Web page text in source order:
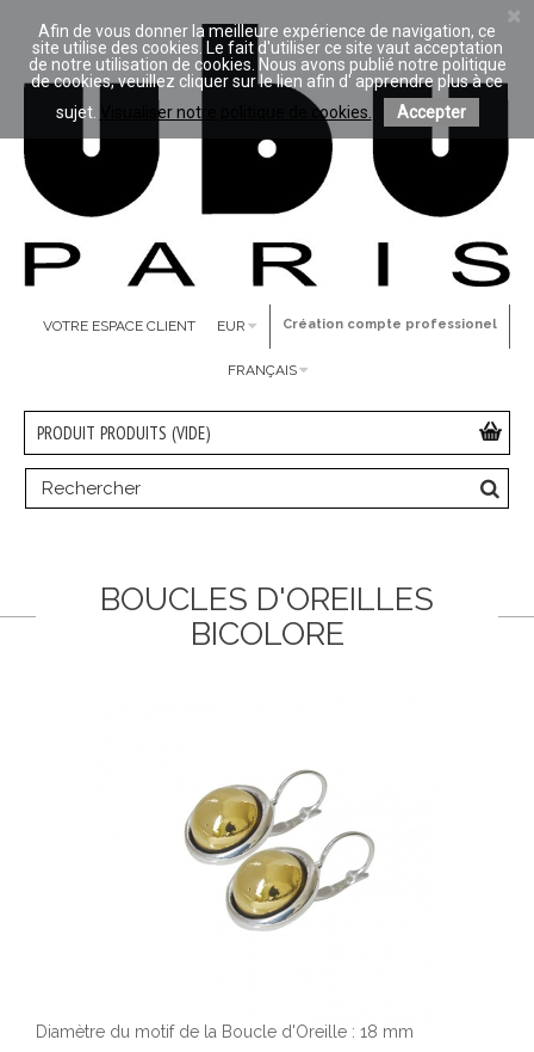
VOTRE ESPACE CLIENT Création compte professionel
EUR
FRANÇAIS
PRODUIT PRODUITS (VIDE)
BOUCLES D'OREILLES
BICOLORE
Diamètre du motif de la Boucle d'Oreille : 18 mm
Afin de vous donner la meilleure expérience de navigation, ce
site utilise des cookies. Le fait d'utiliser ce site vaut acceptation
de notre utilisation de cookies. Nous avons publié notre politique
de cookies, veuillez cliquer sur le lien afin d' apprendre plus à ce
sujet.
Visualiser notre politique de cookies. Accepter